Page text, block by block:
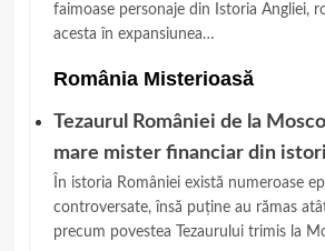
faimoase personaje din Istoria Angliei,
acesta în expansiunea…
România Misterioasă
Tezaurul României de la
mare mister financiar din
În istoria României există numeroase
controversate, însă puține au rămas
precum povestea Tezaurului trimis la